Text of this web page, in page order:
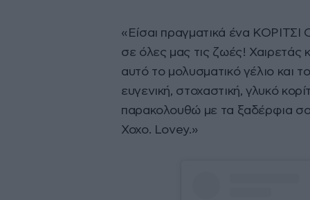
«Είσαι πραγματικά ένα ΚΟΡΙΤΣΙ
σε όλες μας τις ζωές! Χαιρετάς
αυτό το μολυσματικό γέλιο και
ευγενική, στοχαστική, γλυκό
παρακολουθώ με τα ξαδέρφια
Xoxo. Lovey.»